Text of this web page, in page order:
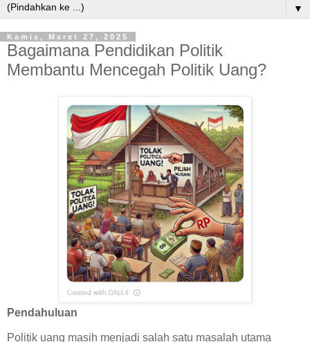
▼
Kamis, Maret 27, 2025
Bagaimana Pendidikan Politik
Membantu Mencegah Politik Uang?
Pendahuluan
Politik uang masih menjadi salah satu masalah utama